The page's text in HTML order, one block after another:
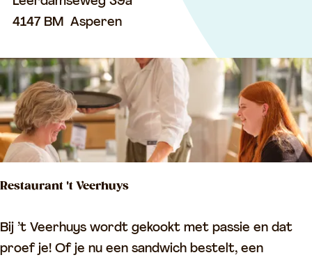
i
e
l
4147 BM Asperen
Restaurant 't Veerhuys
R
e
Bij ’t Veerhuys wordt gekookt met passie en dat
proef je! Of je nu een sandwich bestelt, een